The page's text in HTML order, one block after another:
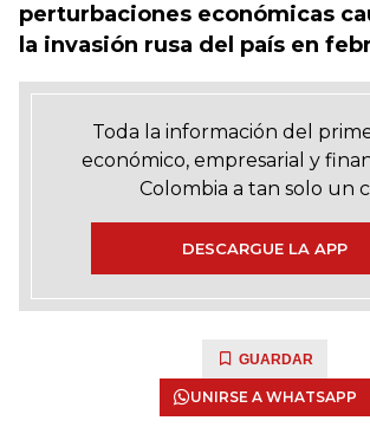
perturbaciones económicas
la invasión rusa del país en
Toda la información del
económico, empresarial y
Colombia a tan solo un
DESCARGUE LA APP
GUARDAR
UNIRSE A WHATSAPP